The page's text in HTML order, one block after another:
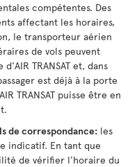
compétentes. Des
affectant les horaires,
le transporteur aérien
de vols peuvent
TRANSAT et, dans
est déjà à la porte
TRANSAT puisse être en
de correspondance: les
indicatif. En tant que
de vérifier l'horaire du